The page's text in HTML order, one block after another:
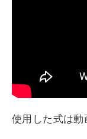
使用した式は